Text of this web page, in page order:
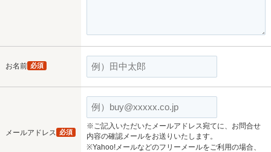
お名前 必須
メールアドレス 必須
※ご記入いただいたメールアドレス宛てに、お問合せ
内容の確認メールをお送りいたします。
※Yahoo!メールなどのフリーメールをご利用の場合、